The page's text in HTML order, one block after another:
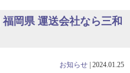
岡県 運送会社なら三和
お知らせ 2024.01.25